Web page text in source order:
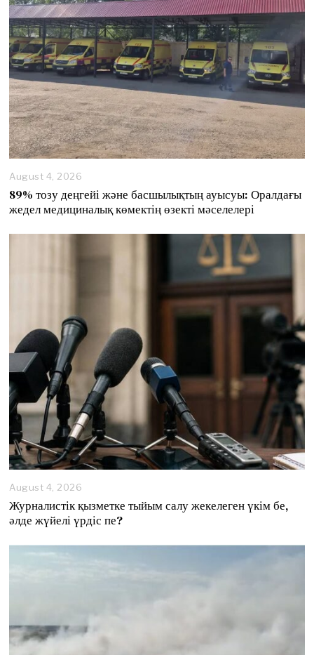
August 4, 2026
89% тозу деңгейі және басшылықтың ауысуы: Оралдағы
жедел медициналық көмектің өзекті мәселелері
August 4, 2026
g
u
6
Журналистік қызметке тыйым салу жекелеген үкім бе,
әлде жүйелі үрдіс пе?